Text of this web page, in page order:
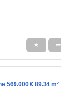
★ ➦
569.000 € 89.34 m²